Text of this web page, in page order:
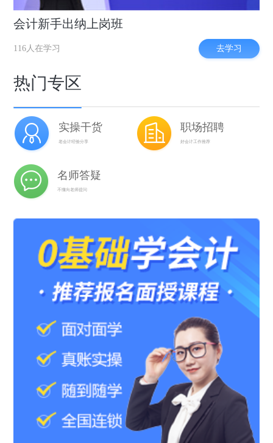
会计新手出纳上岗班
116人在学习 去学习
热门专区
实操干货
老会计经验分享
职场招聘
好会计工作推荐
名师答疑
不懂向老师提问